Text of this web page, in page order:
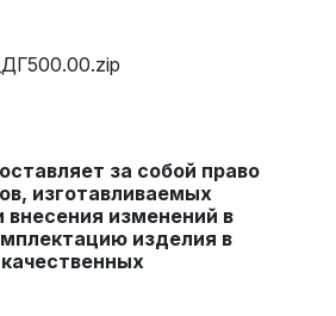
за собой право
изготавливаемых
изменений в
изделия в